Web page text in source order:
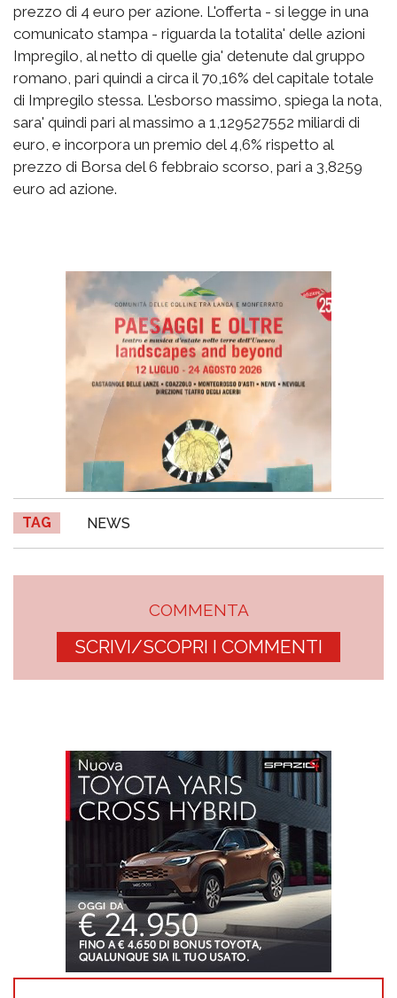
prezzo di 4 euro per azione. L'offerta - si legge in una
comunicato stampa - riguarda la totalita' delle azioni
Impregilo, al netto di quelle gia' detenute dal gruppo
romano, pari quindi a circa il 70,16% del capitale totale
di Impregilo stessa. L'esborso massimo, spiega la nota,
sara' quindi pari al massimo a 1,129527552 miliardi di
euro, e incorpora un premio del 4,6% rispetto al
prezzo di Borsa del 6 febbraio scorso, pari a 3,8259
euro ad azione.
TAG NEWS
COMMENTA
SCRIVI/SCOPRI I COMMENTI